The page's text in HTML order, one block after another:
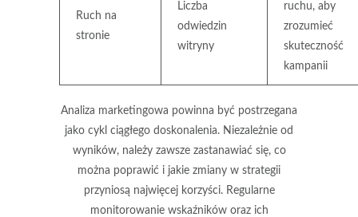
Ruch na
stronie
Liczba
odwiedzin
witryny
ruchu, aby
zrozumieć
skuteczność
kampanii
Analiza marketingowa powinna być postrzegana
jako cykl ciągłego doskonalenia. Niezależnie od
wyników, należy zawsze zastanawiać się, co
można poprawić i jakie zmiany w strategii
przyniosą najwięcej korzyści. Regularne
monitorowanie wskaźników oraz ich